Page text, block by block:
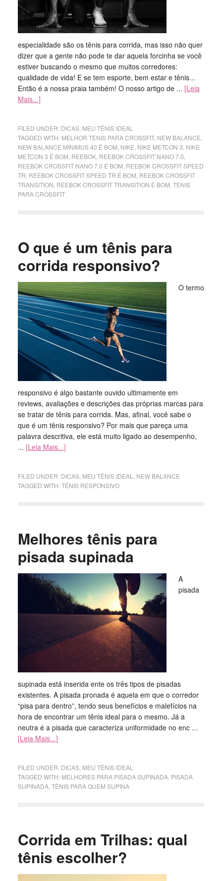
especialidade são os tênis para corrida, mas isso não quer
dizer que a gente não pode te dar aquela forcinha se você
estiver buscando o mesmo que muitos corredores:
qualidade de vida! E se tem esporte, bem estar e tênis...
Então é a nossa praia também! O nosso artigo de ... [Leia
Mais...]
FILED UNDER: DICAS, MEU TÊNIS IDEAL
TAGGED WITH: MELHOR TENIS PARA CROSSFIT, NEW BALANCE
NEW BALANCE MINIMUS 40 É BOM NIKE NIKE METCON 3 NIKE
METCON 3 É BOM REEBOK, REEBOK CROSSFIT NANO 7.0
REEBOK CROSSFIT NANO 7.0 É BOM REEBOK CROSSFIT SPEED
TR REEBOK CROSSFIT SPEED TR É BOM REEBOK CROSSFIT
TRANSITION REEBOK CROSSFIT TRANSITION É BOM TENIS
PARA CROSSFIT
O que é um tênis para
corrida responsivo?
O termo
responsivo é algo bastante ouvido ultimamente em
reviews, avaliações e descrições das próprias marcas para
se tratar de tênis para corrida. Mas, afinal, você sabe o
que é um tênis responsivo? Por mais que pareça uma
palavra descritiva, ele está muito ligado ao desempenho,
... [Leia Mais...]
FILED UNDER: DICAS, MEU TÊNIS IDEAL
NEW BALANCE
TAGGED WITH:TÊNIS RESPONSIVO
Melhores tênis para
pisada supinada
A
pisada
supinada está inserida ente os três tipos de pisadas
existentes. A pisada pronada é aquela em que o corredor
“pisa para dentro”, tendo seus benefícios e malefícios na
hora de encontrar um tênis ideal para o mesmo. Já a
neutra é a pisada que caracteriza uniformidade no enc ...
[Leia Mais...]
FILED UNDER: DICAS, MEU TÊNIS IDEAL
TAGGED WITH: MELHORES PARA PISADA SUPINADA, PISADA
SUPINADA, TÊNIS PARA QUEM SUPINA
Corrida em Trilhas: qual
tênis escolher?